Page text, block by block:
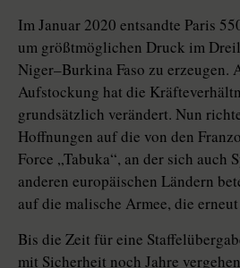
Im Januar 2020 entsandte Paris
um größtmöglichen Druck im
Niger–Burkina Faso zu erzeugen.
Aufstockung hat die
grundsätzlich verändert. Nun
Hoffnungen auf die von den
Force „Tabuka“, an der sich auch
anderen europäischen Ländern
auf die malische Armee, die
Bis die Zeit für eine
mit Sicherheit noch Jahre